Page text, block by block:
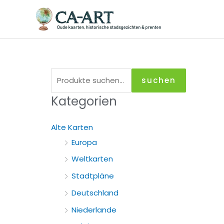
u
c
suchen
Kategorien
Alte Karten
Europa
Weltkarten
Stadtpläne
Deutschland
Niederlande